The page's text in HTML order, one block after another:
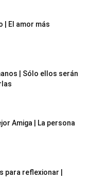
| El amor más
| Sólo ellos serán
Amiga | La persona
para reflexionar |